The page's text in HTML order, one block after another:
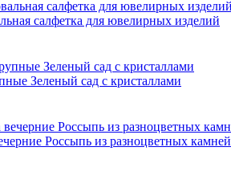
салфетка для ювелирных изделий
Зеленый сад с кристаллами
Россыпь из разноцветных камней